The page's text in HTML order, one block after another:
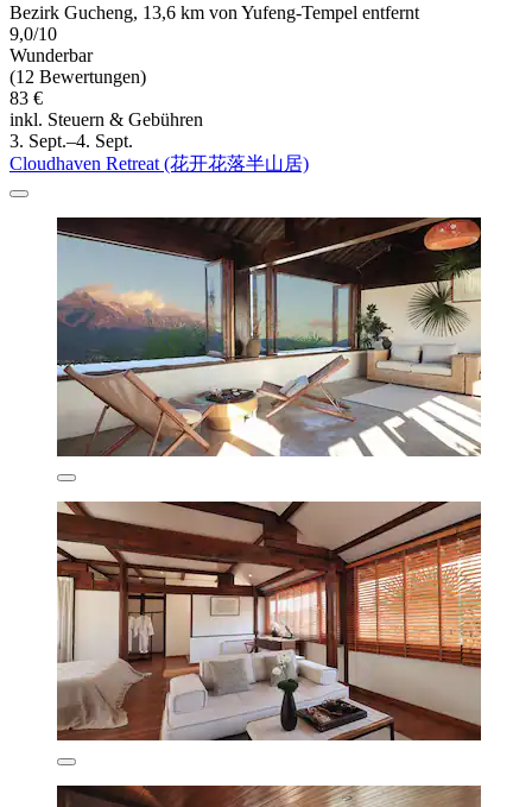
Bezirk Gucheng, 13,6 km von Yufeng-Tempel entfernt
9,0/10
Wunderbar
(12 Bewertungen)
83 €
inkl. Steuern & Gebühren
3. Sept.–4. Sept.
Cloudhaven Retreat (花开花落半山居)